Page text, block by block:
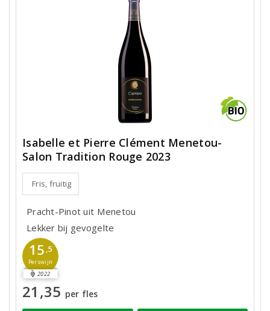
Isabelle et Pierre Clément Menetou-
Salon Tradition Rouge 2023
Fris, fruitig
Pracht-Pinot uit Menetou
Lekker bij gevogelte
15 ,5
Perswijn
2022
21,35 per fles